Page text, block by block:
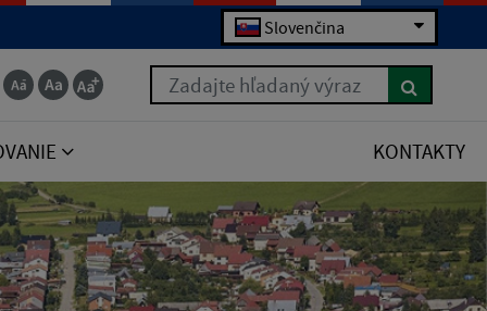
Slovenčina
Zadajte hľadaný výraz
KONTAKTY